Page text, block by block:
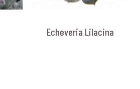
Echeveria Lilacina